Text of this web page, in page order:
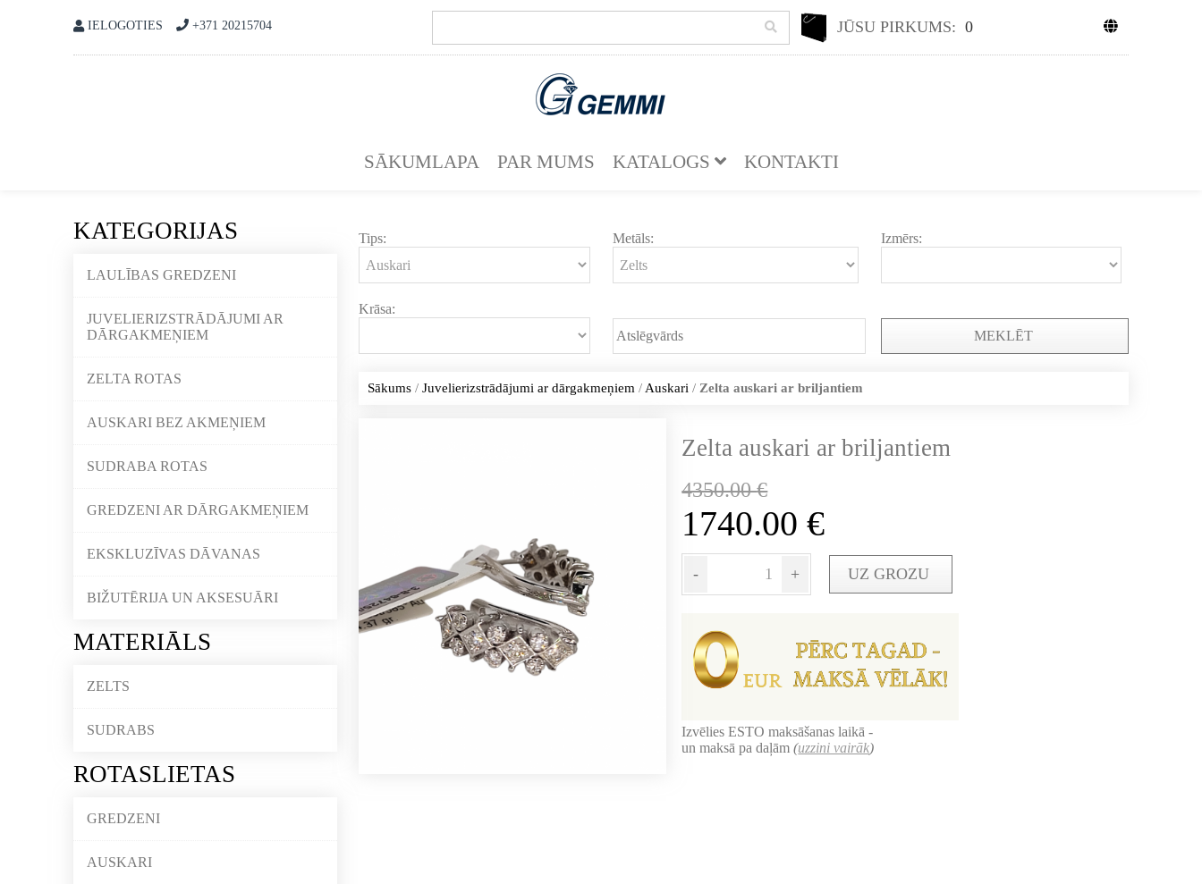
IELOGOTIES +371 20215704 JŪSU PIRKUMS: 0
SĀKUMLAPA PAR MUMS KATALOGS KONTAKTI
KATEGORIJAS
LAULĪBAS GREDZENI
JUVELIERIZSTRĀDĀJUMI AR
DĀRGAKMEŅIEM
ZELTA ROTAS
AUSKARI BEZ AKMEŅIEM
SUDRABA ROTAS
GREDZENI AR DĀRGAKMEŅIEM
EKSKLUZĪVAS DĀVANAS
BIŽUTĒRIJA UN AKSESUĀRI
MATERIĀLS
ZELTS
SUDRABS
ROTASLIETAS
GREDZENI
AUSKARI
Tips: Metāls: Izmērs:
Krāsa:
MEKLĒT
Sākums/ Juvelierizstrādājumi ar dārgakmeņiem / Auskari / Zelta auskari ar briljantiem
Zelta auskari ar briljantiem
4350.00€
1740.00€
- + UZ GROZU
Izvēlies ESTO maksāšanas laikā -
un maksā pa daļām(uzzini vairāk)